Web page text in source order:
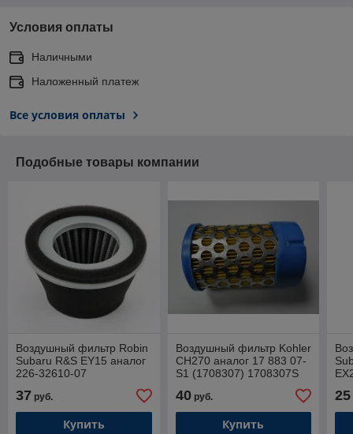
Условия оплаты
Наличными
Наложенный платеж
Все условия оплаты
Подобные товары компании
Воздушный фильтр Robin
Subaru R&S EY15 аналог
226-32610-07
37 руб.
Купить
Воздушный фильтр Kohler
CH270 аналог 17 883 07-
S1 (1708307) 1708307S
40руб.
Купить
25